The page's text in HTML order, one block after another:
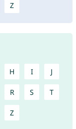
Z
H I J
R S T
Z